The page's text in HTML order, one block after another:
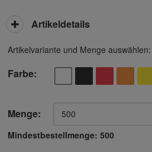
Artikelvariante und Menge auswählen:
Farbe
Menge:
Mindestbestellmenge:500
Artikeldetails